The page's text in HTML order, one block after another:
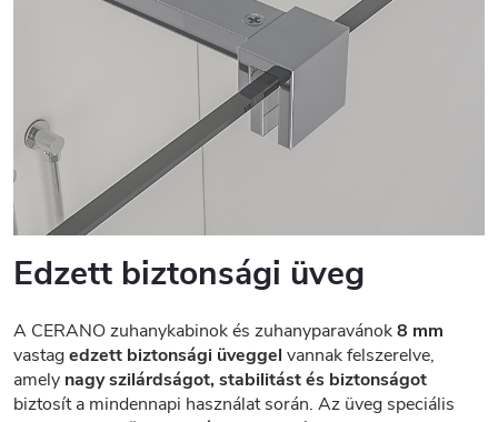
Edzett biztonsági üveg
A CERANO zuhanykabinok és zuhanyparavánok8 mm
vastagedzett biztonsági üveggel vannak felszerelve,
amely nagy szilárdságot, stabilitást és biztonságot
biztosít a mindennapi használat során. Az üveg speciális